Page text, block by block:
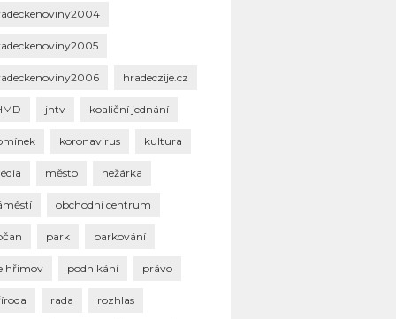
hradeczije.cz
jhtv koaliční jednání
koronavirus kultura
město nežárka
obchodní centrum
park parkování
podnikání právo
rada rozhlas